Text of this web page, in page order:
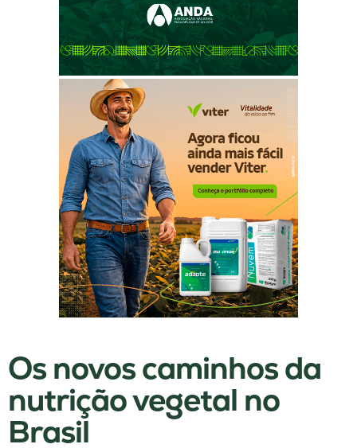
Os novos caminhos da
nutrição vegetal no
Brasil